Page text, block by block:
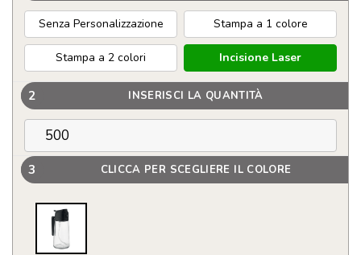
Senza Personalizzazione Stampa a 1 colore
Stampa a 2 colori Incisione Laser
2 INSERISCI LA QUANTITÀ
3 CLICCA PER SCEGLIERE IL COLORE